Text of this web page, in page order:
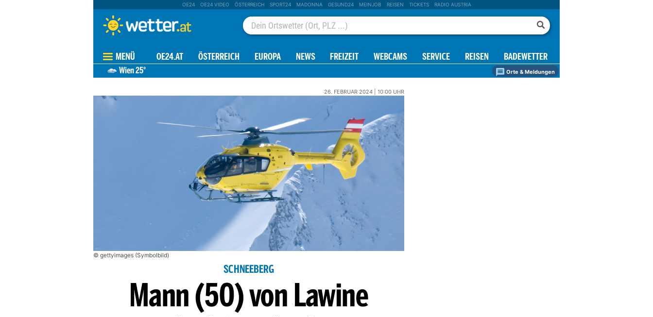
OE24 OE24 VIDEO ÖSTERREICH SPORT24 MADONNA GESUND24 MEINJOB REISEN TICKETS RADIO AUSTRIA
MENÜ OE24.AT ÖSTERREICH EUROPA NEWS FREIZEIT WEBCAMS SERVICE REISEN BADEWETTER
Wien25° Orte & Meldungen
26. FEBRUAR 2024 | 10:00 UHR
© gettyimages (Symbolbild)
SCHNEEBERG
Mann (50) von Lawine